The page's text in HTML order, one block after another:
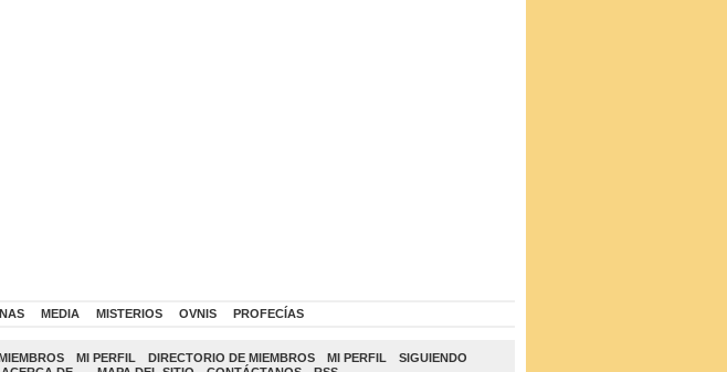
MEDIA MISTERIOS OVNIS PROFECÍAS
MI PERFIL DIRECTORIO DE MIEMBROS MI PERFIL
SIGUIENDO